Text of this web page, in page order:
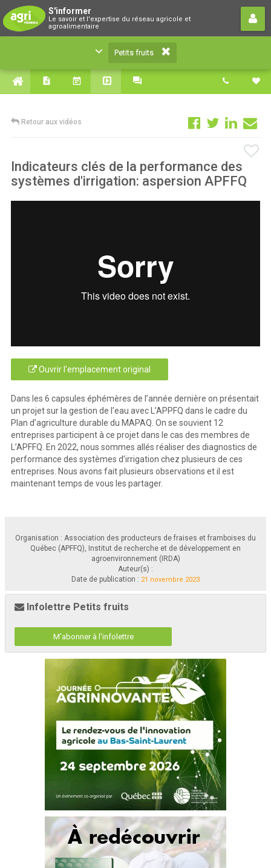
S'informer
Le savoir et l'expertise du réseau agricole et
agroalimentaire
Le savoir et l'expertise du réseau agricole et
agroalimentaire
Petits fruits
Retour aux vidéos
Indicateurs clés de la performance des
systèmes d'irrigation: aspersion APFFQ
Ouvrir l'emplacement original
Dans les 6 capsules éphémères de l’année dernière on présentait
un projet sur la gestion de l’eau avec L’APPFQ dans le cadre du
Plan d’agriculture durable du MAPAQ. On se souvient 12
entreprises participent à ce projet dans le cas des membres de
L’APFFQ. En 2022, nous sommes allés réaliser des diagnostics de
performance des systèmes d’irrigation chez plusieurs de ces
entreprises. Nous avons fait plusieurs observations et il est
maintenant temps de vous les partager.
Organisation : Association des producteurs de fraises et framboises du
Québec (APFFQ), Institut de recherche et de développement en
agroenvironnement (IRDA)
Auteur(s) :
Date de publication : 21 novembre 2023
Infolettre Petits fruits
M'abonner à l'infolettre